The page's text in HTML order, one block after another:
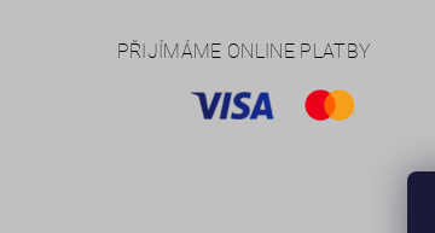
PŘIJÍMÁME ONLINE PLATBY